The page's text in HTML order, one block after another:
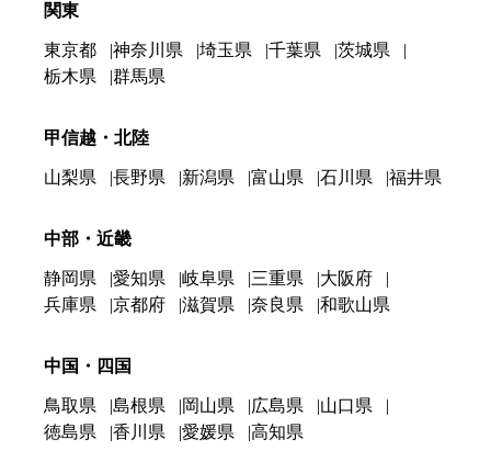
関東
東京都 神奈川県 埼玉県 千葉県
茨城県
栃木県
群馬県
甲信越・北陸
山梨県 長野県 新潟県 富山県 石川県 福井県
中部・近畿
静岡県 愛知県 岐阜県 三重県
大阪府
兵庫県
京都府 滋賀県 奈良県 和歌山県
中国・四国
鳥取県 島根県 岡山県 広島県
山口県
徳島県
香川県 愛媛県 高知県